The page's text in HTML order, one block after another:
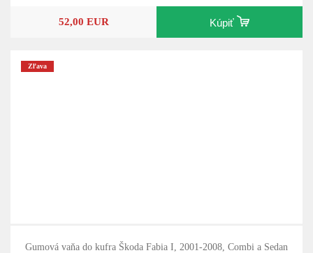
52,00 EUR Kúpiť
Zľava
Gumová vaňa do kufra Škoda Fabia I, 2001-2008, Combi a Sedan